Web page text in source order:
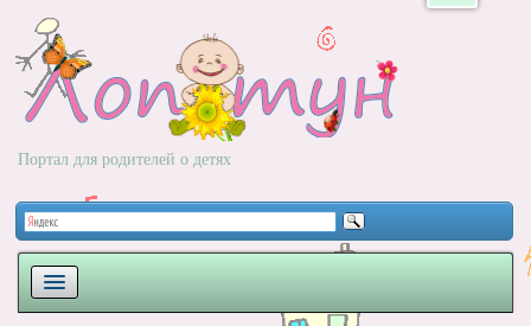
Портал для родителей о детях